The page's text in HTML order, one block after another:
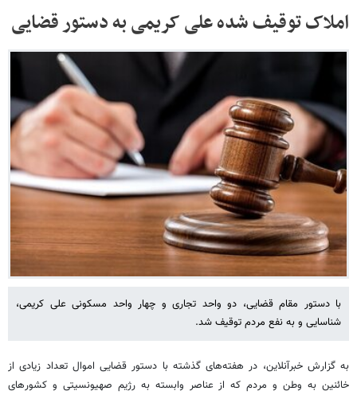
املاک توقیف شده علی کریمی به دستور قضایی
با دستور مقام قضایی، دو واحد تجاری و چهار واحد مسکونی علی کریمی،
شناسایی و به نفع مردم توقیف شد.
به گزارش خبرآنلاین، در هفته‌های گذشته با دستور قضایی اموال تعداد زیادی از
خائنین به وطن و مردم که از عناصر وابسته به رژیم صهیونسیتی و کشورهای